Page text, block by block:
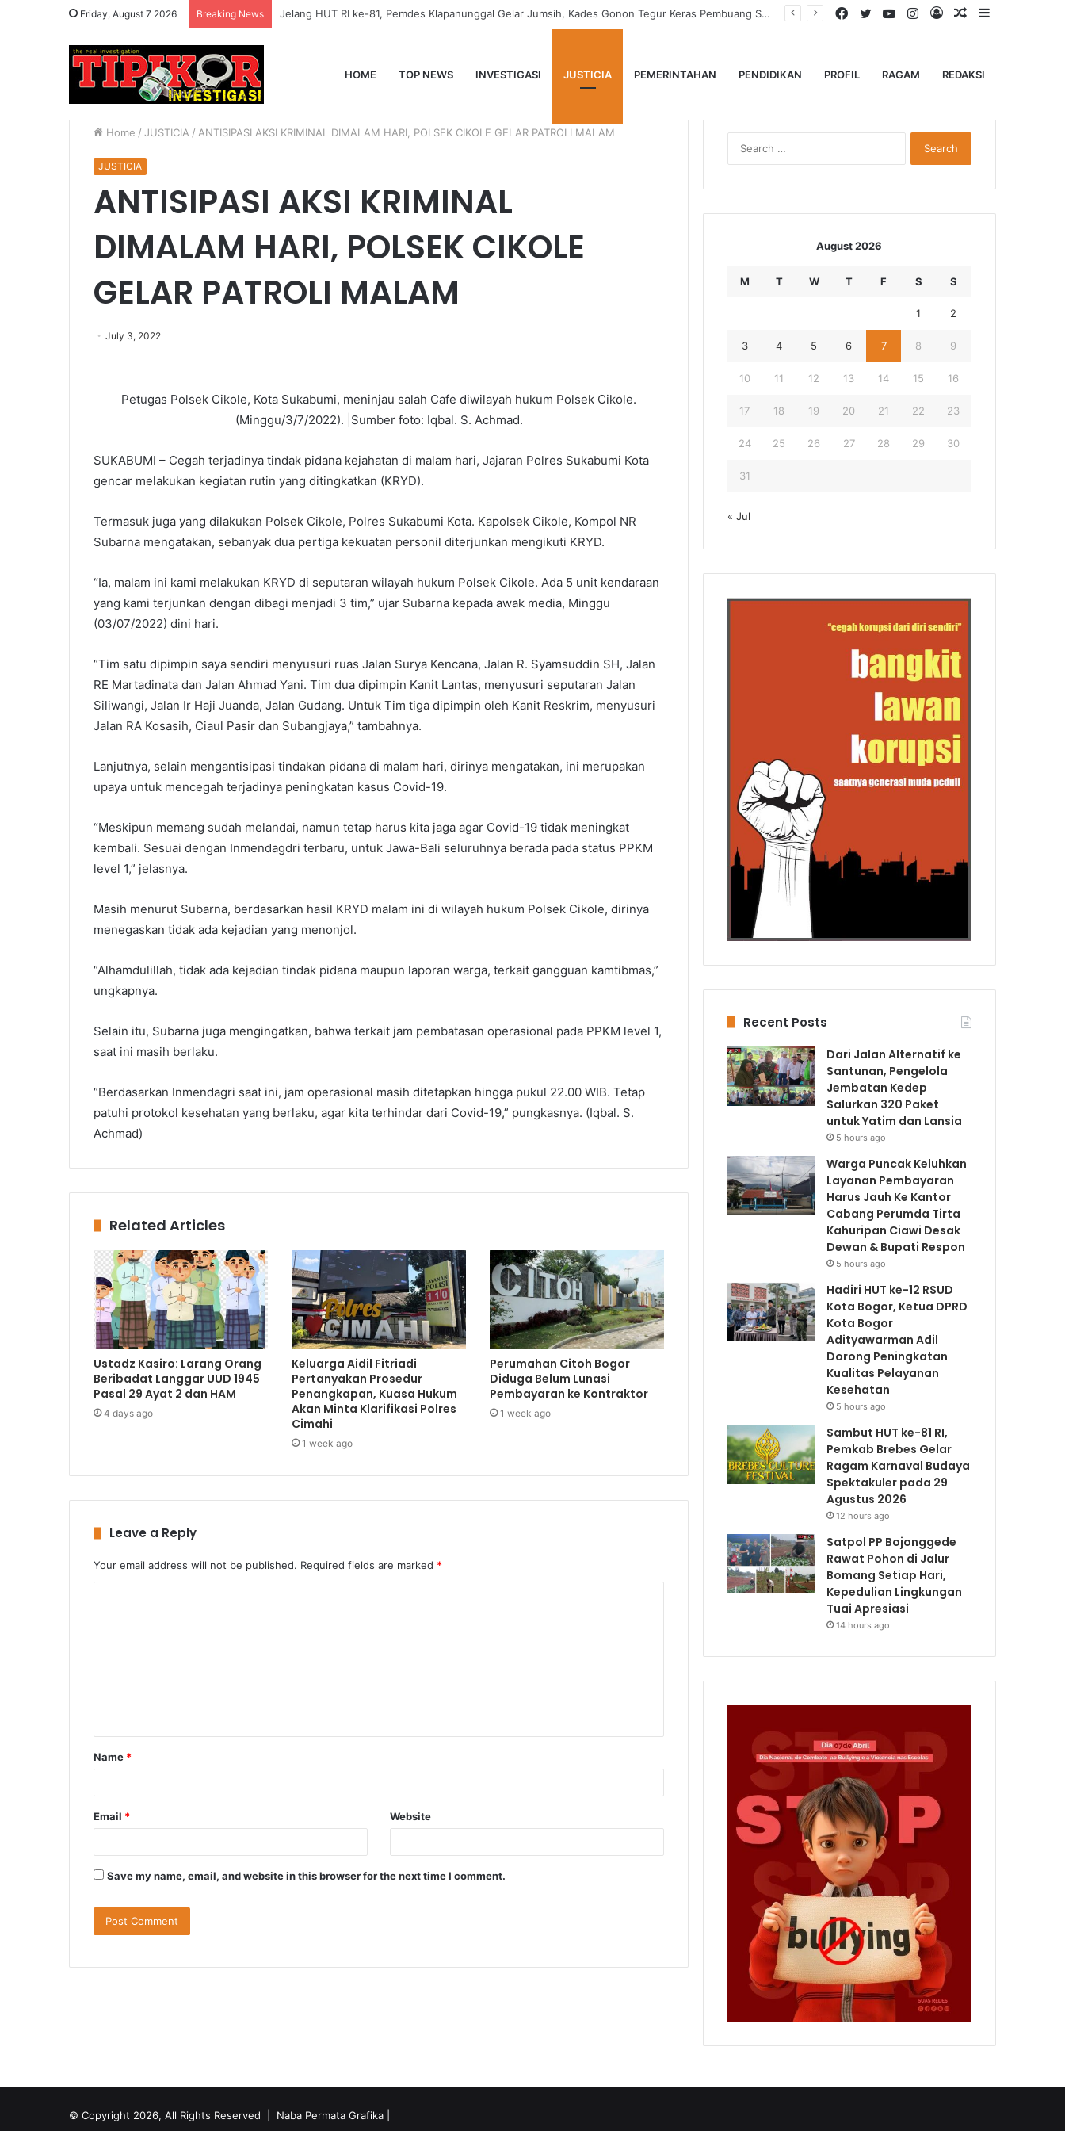
Friday, August 7 2026 Breaking News Dari Jalan Alternatif ke Santunan, Pengelola Jembatan Kedep Salurkan 320 Paket untuk Yatim dan Lansia Sidebar
Random
Log
Instagram
YouTube
Twitter
Facebook
HOME TOP NEWS INVESTIGASI JUSTICIA PEMERINTAHAN PENDIDIKAN PROFIL RAGAM REDAKSI
Home / JUSTICIA / ANTISIPASI AKSI KRIMINAL DIMALAM HARI, POLSEK CIKOLE GELAR PATROLI MALAM
JUSTICIA
ANTISIPASI AKSI KRIMINAL
DIMALAM HARI, POLSEK CIKOLE
GELAR PATROLI MALAM
July 3, 2022
Petugas Polsek Cikole, Kota Sukabumi, meninjau salah Cafe diwilayah hukum Polsek Cikole.
(Minggu/3/7/2022). |Sumber foto: Iqbal. S. Achmad.
SUKABUMI – Cegah terjadinya tindak pidana kejahatan di malam hari, Jajaran Polres Sukabumi Kota
gencar melakukan kegiatan rutin yang ditingkatkan (KRYD).
Termasuk juga yang dilakukan Polsek Cikole, Polres Sukabumi Kota. Kapolsek Cikole, Kompol NR
Subarna mengatakan, sebanyak dua pertiga kekuatan personil diterjunkan mengikuti KRYD.
“Ia, malam ini kami melakukan KRYD di seputaran wilayah hukum Polsek Cikole. Ada 5 unit kendaraan
yang kami terjunkan dengan dibagi menjadi 3 tim,” ujar Subarna kepada awak media, Minggu
(03/07/2022) dini hari.
“Tim satu dipimpin saya sendiri menyusuri ruas Jalan Surya Kencana, Jalan R. Syamsuddin SH, Jalan
RE Martadinata dan Jalan Ahmad Yani. Tim dua dipimpin Kanit Lantas, menyusuri seputaran Jalan
Siliwangi, Jalan Ir Haji Juanda, Jalan Gudang. Untuk Tim tiga dipimpin oleh Kanit Reskrim, menyusuri
Jalan RA Kosasih, Ciaul Pasir dan Subangjaya,” tambahnya.
Lanjutnya, selain mengantisipasi tindakan pidana di malam hari, dirinya mengatakan, ini merupakan
upaya untuk mencegah terjadinya peningkatan kasus Covid-19.
“Meskipun memang sudah melandai, namun tetap harus kita jaga agar Covid-19 tidak meningkat
kembali. Sesuai dengan Inmendagdri terbaru, untuk Jawa-Bali seluruhnya berada pada status PPKM
level 1,” jelasnya.
Masih menurut Subarna, berdasarkan hasil KRYD malam ini di wilayah hukum Polsek Cikole, dirinya
menegaskan tidak ada kejadian yang menonjol.
“Alhamdulillah, tidak ada kejadian tindak pidana maupun laporan warga, terkait gangguan kamtibmas,”
ungkapnya.
Selain itu, Subarna juga mengingatkan, bahwa terkait jam pembatasan operasional pada PPKM level 1,
saat ini masih berlaku.
“Berdasarkan Inmendagri saat ini, jam operasional masih ditetapkan hingga pukul 22.00 WIB. Tetap
patuhi protokol kesehatan yang berlaku, agar kita terhindar dari Covid-19,” pungkasnya. (Iqbal. S.
Achmad)
Related Articles
Ustadz Kasiro: Larang Orang
Beribadat Langgar UUD 1945
Pasal 29 Ayat 2 dan HAM
4 days ago
Keluarga Aidil Fitriadi
Pertanyakan Prosedur
Penangkapan, Kuasa Hukum
Akan Minta Klarifikasi Polres
Cimahi
1 week ago
Perumahan Citoh Bogor
Diduga Belum Lunasi
Pembayaran ke Kontraktor
1 week ago
Leave a Reply
Your email address will not be published. Required fields are marked *
t
*
Name *
Email * Website
Save my name, email, and website in this browser for the next time I comment.
August 2026
M T W T F S S
1 2
3 4 5 6 7 8 9
10 11 12 13 14 15 16
17 18 19 20 21 22 23
24 25 26 27 28 29 30
31
« Jul
Recent Posts
Dari Jalan Alternatif ke
Santunan, Pengelola
Jembatan Kedep
Salurkan 320 Paket
untuk Yatim dan Lansia
5 hours ago
Warga Puncak Keluhkan
Layanan Pembayaran
Harus Jauh Ke Kantor
Cabang Perumda Tirta
Kahuripan Ciawi Desak
Dewan & Bupati Respon
5 hours ago
Hadiri HUT ke-12 RSUD
Kota Bogor, Ketua DPRD
Kota Bogor
Adityawarman Adil
Dorong Peningkatan
Kualitas Pelayanan
Kesehatan
5 hours ago
Sambut HUT ke-81 RI,
Pemkab Brebes Gelar
Ragam Karnaval Budaya
Spektakuler pada 29
Agustus 2026
12 hours ago
Satpol PP Bojonggede
Rawat Pohon di Jalur
Bomang Setiap Hari,
Kepedulian Lingkungan
Tuai Apresiasi
14 hours ago
© Copyright 2026, All Rights Reserved | Naba Permata Grafika